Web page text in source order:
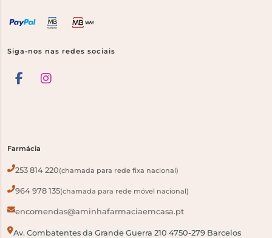
Siga-nos nas redes sociais
Farmácia
253 814 220(chamada para rede fixa nacional)
964 978 135(chamada para rede móvel nacional)
encomendas@aminhafarmaciaemcasa.pt
Av. Combatentes da Grande Guerra 210 4750-279 Barcelos